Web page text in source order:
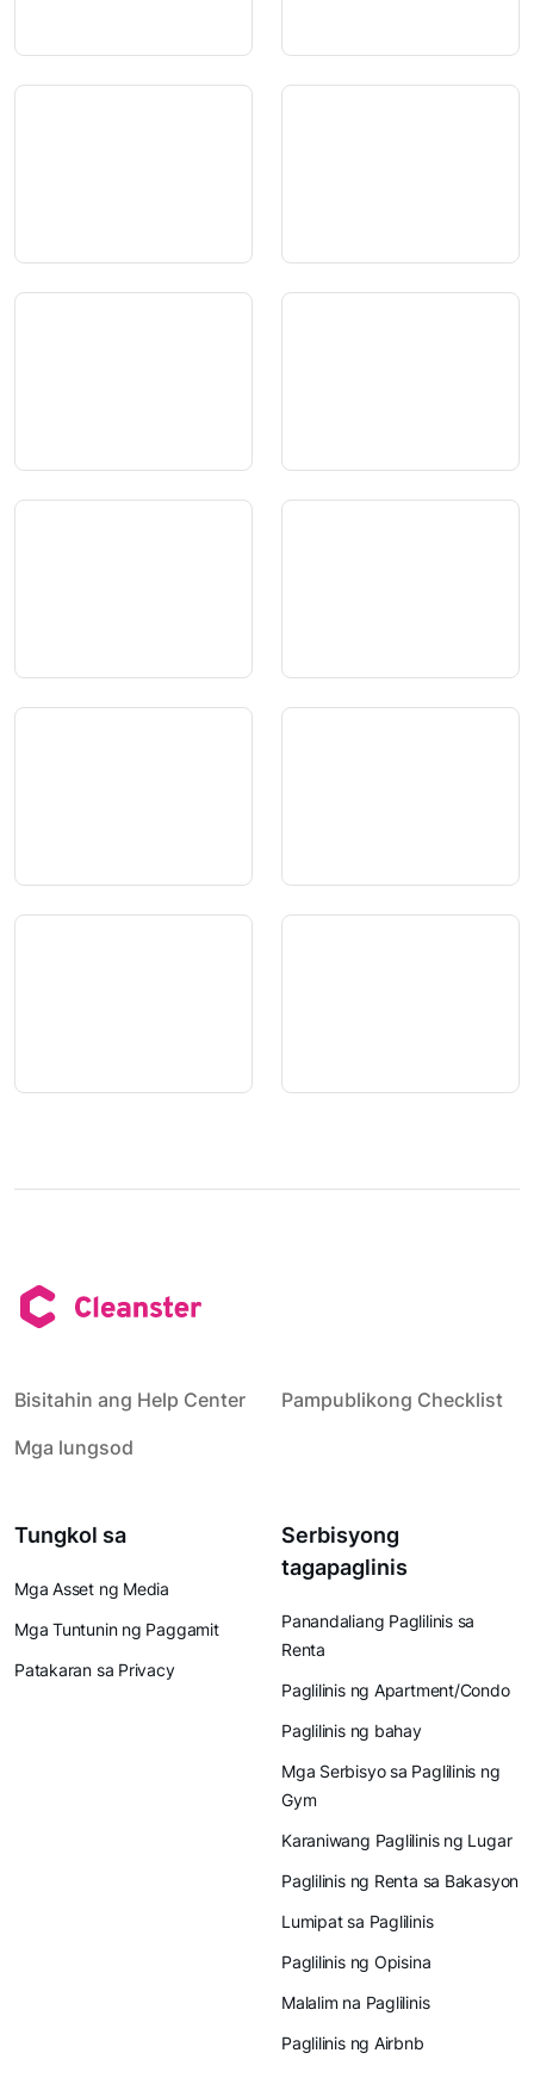
Bisitahin ang Help Center
Pampublikong Checklist
Mga lungsod
Tungkol sa
Mga Asset ng Media
Mga Tuntunin ng Paggamit
Patakaran sa Privacy
Serbisyong
tagapaglinis
Panandaliang Paglilinis sa
Renta
Paglilinis ng Apartment/Condo
Paglilinis ng bahay
Mga Serbisyo sa Paglilinis ng
Gym
Karaniwang Paglilinis ng Lugar
Paglilinis ng Renta sa Bakasyon
Lumipat sa Paglilinis
Paglilinis ng Opisina
Malalim na Paglilinis
Paglilinis ng Airbnb